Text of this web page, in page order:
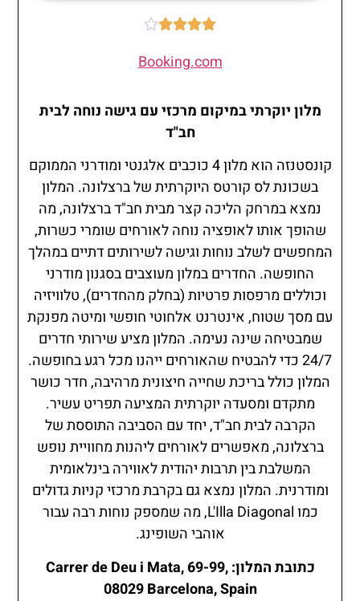





Booking.com
מלון יוקרתי במיקום מרכזי עם גישה נוחה לבית
חב"ד
קונסטנזה הוא מלון 4 כוכבים אלגנטי ומודרני הממוקם
בשכונת לס קורטס היוקרתית של ברצלונה. המלון
נמצא במרחק הליכה קצר מבית חב"ד ברצלונה, מה
שהופך אותו לאופציה נוחה לאורחים שומרי כשרות,
המחפשים לשלב נוחות וגישה לשירותים דתיים במהלך
החופשה. החדרים במלון מעוצבים בסגנון מודרני
וכוללים מרפסות פרטיות (בחלק מהחדרים), טלוויזיה
עם מסך שטוח, אינטרנט אלחוטי חופשי ומיטה מפנקת
שמבטיחה שינה נעימה. המלון מציע שירותי חדרים
24/7 כדי להבטיח שהאורחים ייהנו מכל רגע בחופשה.
המלון כולל בריכת שחייה חיצונית מרהיבה, חדר כושר
מתקדם ומסעדה יוקרתית המציעה תפריט עשיר.
הקרבה לבית חב"ד, יחד עם הסביבה התוססת של
ברצלונה, מאפשרים לאורחים ליהנות מחוויית נופש
המשלבת בין תרבות יהודית לאווירה בינלאומית
ומודרנית. המלון נמצא גם בקרבת מרכזי קניות גדולים
כמו L'Illa Diagonal, מה שמספק נוחות רבה עבור
אוהבי השופינג.
כתובת המלון: Carrer de Deu i Mata, 69-99,
08029 Barcelona, Spain